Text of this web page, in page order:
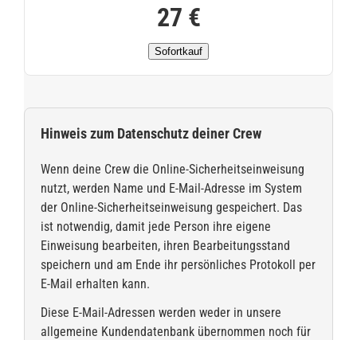
27 €
Sofortkauf
Hinweis zum Datenschutz deiner Crew
Wenn deine Crew die Online-Sicherheitseinweisung
nutzt, werden Name und E-Mail-Adresse im System
der Online-Sicherheitseinweisung gespeichert. Das
ist notwendig, damit jede Person ihre eigene
Einweisung bearbeiten, ihren Bearbeitungsstand
speichern und am Ende ihr persönliches Protokoll per
E-Mail erhalten kann.
Diese E-Mail-Adressen werden weder in unsere
allgemeine Kundendatenbank übernommen noch für